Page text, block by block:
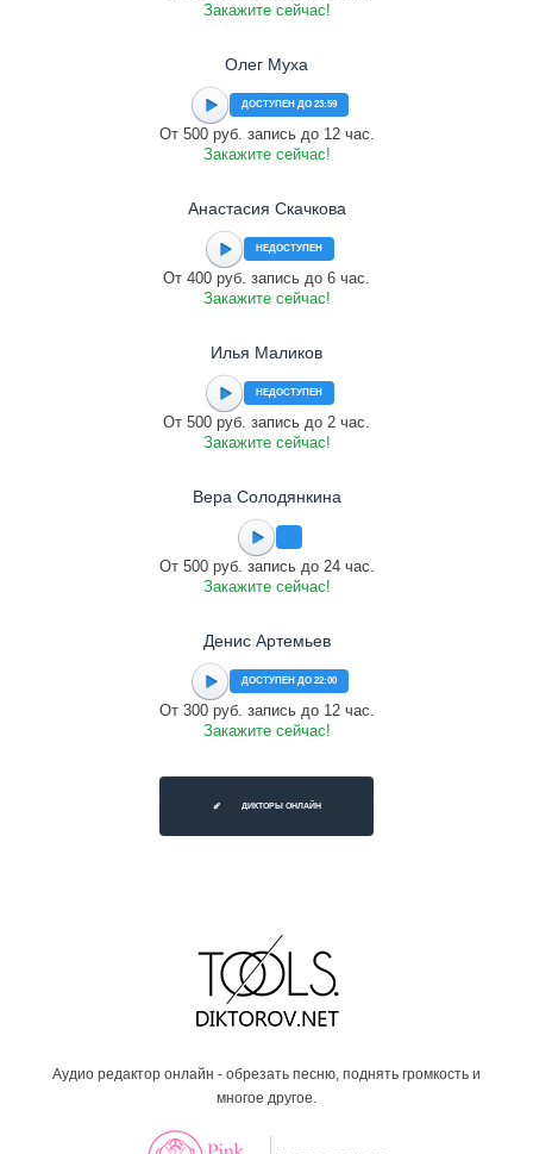
Закажите сейчас!
Олег Муха
ДОСТУПЕН ДО 23:59
От 500 руб. запись до 12 час.
Закажите сейчас!
Анастасия Скачкова
НЕДОСТУПЕН
От 400 руб. запись до 6 час.
Закажите сейчас!
Илья Маликов
НЕДОСТУПЕН
От 500 руб. запись до 2 час.
Закажите сейчас!
Вера Солодянкина
От 500 руб. запись до 24 час.
Закажите сейчас!
Денис Артемьев
ДОСТУПЕН ДО 22:00
От 300 руб. запись до 12 час.
Закажите сейчас!
ДИКТОРЫ ОНЛАЙН
Аудио редактор онлайн - обрезать песню, поднять громкость и
многое другое.